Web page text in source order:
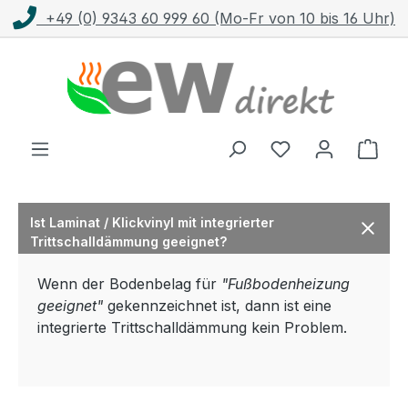
Zum Hauptinhalt springen
+49 (0) 9343 60 999 60 (Mo-Fr von 10 bis 16 Uhr)
Ist Laminat / Klickvinyl mit integrierter
Trittschalldämmung geeignet?
Wenn der Bodenbelag für "Fußbodenheizung
geeignet" gekennzeichnet ist, dann ist eine
integrierte Trittschalldämmung kein Problem.